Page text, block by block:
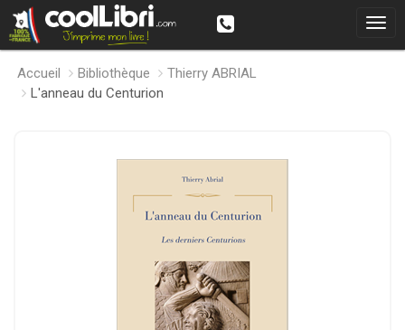
Accueil Bibliothèque
Thierry ABRIAL
L'anneau du Centurion